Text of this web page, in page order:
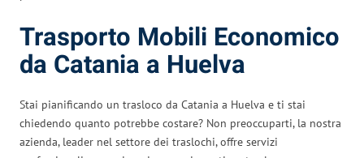
Trasporto Mobili Economico
da Catania a Huelva
Stai pianificando un trasloco da Catania a Huelva e ti stai
chiedendo quanto potrebbe costare? Non preoccuparti, la nostra
azienda, leader nel settore dei traslochi, offre servizi